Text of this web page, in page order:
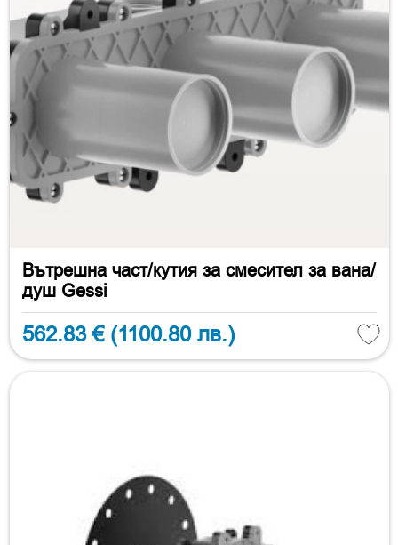
Вътрешна част/кутия за смесител за вана/
душ Gessi
562.83 € (1100.80 лв.)